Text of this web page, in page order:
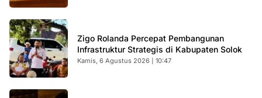
Zigo Rolanda Percepat Pembangunan
Infrastruktur Strategis di Kabupaten Solok
Kamis, 6 Agustus 2026 | 10:47